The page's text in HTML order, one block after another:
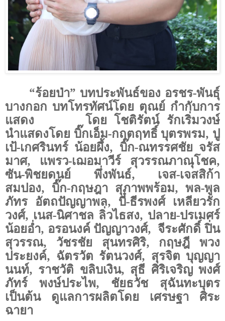
“ร้อยป่า” บทประพันธ์ของ อรชร-พันธุ์
บางกอก บทโทรทัศน์โดย ตุณย์ กำกับการ
แสดง โดย โชติรัตน์ รักเริ่มวงษ์
นำแสดงโดย บิ๊กเอ็ม-กฤตฤทธิ์ บุตรพรม, ปู
เป้-เกศรินทร์ น้อยผึ้ง, บิ๊ก-ณทรรศชัย จรัส
มาศ, แพรว-เฌอมาวีร์ สุวรรณภาณุโชค,
ซัน-พิชยดนย์ พึ่งพันธ์, เจส-เจสสิก้า
สมปอง, บิ๊ก-กฤษฎา สุภาพพร้อม, พล-พูล
ภัทร อัตถปัญญาพล, บี๋-ธีรพงศ์ เหลียวรัก
วงศ์, เนส-นิศาชล ลิ่วไธสง, ปลาย-ปรเมศร์
น้อยอ่ำ, อรอนงค์ ปัญญาวงศ์, จีระศักดิ์ ปิ่น
สุวรรณ, วัชรชัย สุนทรศิริ, กฤษฎี พวง
ประยงค์, ฉัตรวัต รัตนวงศ์, สุรจิต บุญญา
นนท์, ราชวัติ ขลิบเงิน, สุธี ศิริเจริญ พงศ์
ภัทร์ พงษ์ประไพ, ชัยธวัช สุฉันทะบุตร
เป็นต้น ดูแลการผลิตโดย เศรษฐา ศิระ
ฉายา